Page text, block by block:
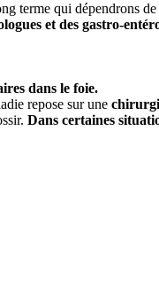
terme qui dépendrons
et des gastro-
dans le foie.
repose sur une
Dans certaines